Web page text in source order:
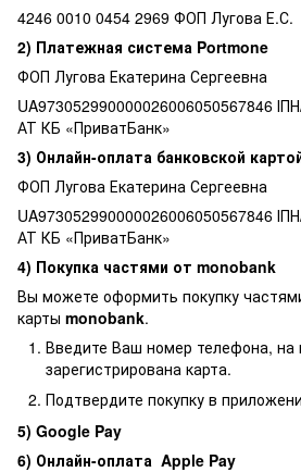
4246 0010 0454 2969 ФОП Лугова Е.С.
2) Платежная система Portmone
ФОП Лугова Екатерина Сергеевна
UA973052990000026006050567846
АТ КБ «ПриватБанк»
3) Онлайн-оплата банковской
ФОП Лугова Екатерина Сергеевна
UA973052990000026006050567846
АТ КБ «ПриватБанк»
4) Покупка частями от monobank
Вы можете оформить покупку
карты monobank.
Введите Ваш номер телефона, на
зарегистрирована карта.
Подтвердите покупку в
5) Google Pay
6) Онлайн-оплата Apple Pay